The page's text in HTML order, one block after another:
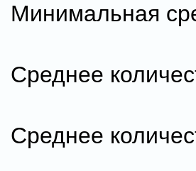
Минимальная
Среднее
Среднее